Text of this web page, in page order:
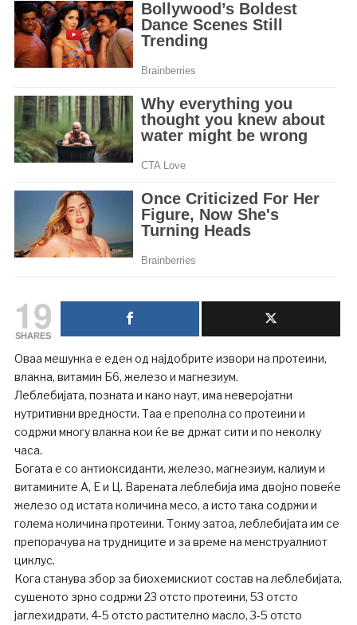
19
SHARES
Оваа мешунка е еден од најдобрите извори на протеини,
влакна, витамин Б6, железо и магнезиум.
Леблебијата, позната и како наут, има неверојатни
нутритивни вредности. Таа е преполна со протеини и
содржи многу влакна кои ќе ве држат сити и по неколку
часа.
Богата е со антиоксиданти, железо, магнезиум, калиум и
витамините А, Е и Ц. Варената леблебија има двојно повеќе
железо од истата количина месо, а исто така содржи и
голема количина протеини. Токму затоа, леблебијата им се
препорачува на трудниците и за време на менструалниот
циклус.
Кога станува збор за биохемискиот состав на леблебијата,
сушеното зрно содржи 23 отсто протеини, 53 отсто
јаглехидрати, 4-5 отсто растително масло, 3-5 отсто